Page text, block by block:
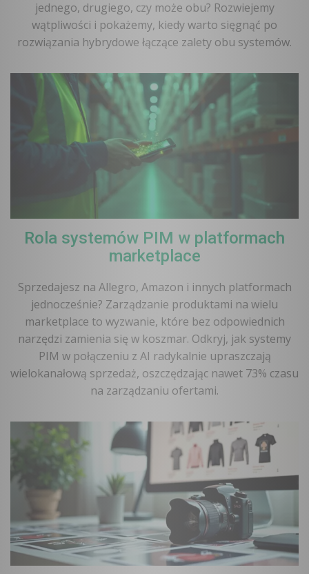
jednego, drugiego, czy może obu? Rozwiejemy
wątpliwości i pokażemy, kiedy warto sięgnąć po
rozwiązania hybrydowe łączące zalety obu systemów.
Rola systemów PIM w platformach
marketplace
Sprzedajesz na Allegro, Amazon i innych platformach
jednocześnie? Zarządzanie produktami na wielu
marketplace to wyzwanie, które bez odpowiednich
narzędzi zamienia się w koszmar. Odkryj, jak systemy
PIM w połączeniu z AI radykalnie upraszczają
wielokanałową sprzedaż, oszczędzając nawet 73% czasu
na zarządzaniu ofertami.